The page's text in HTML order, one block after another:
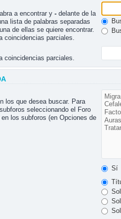
a encontrar y - delante de la
lista de palabras separadas
de ellas se quiere encontrar.
coincidencias parciales.
coincidencias parciales.
los que desea buscar. Para
seleccionando el Foro
los subforos (en Opciones de
Sí